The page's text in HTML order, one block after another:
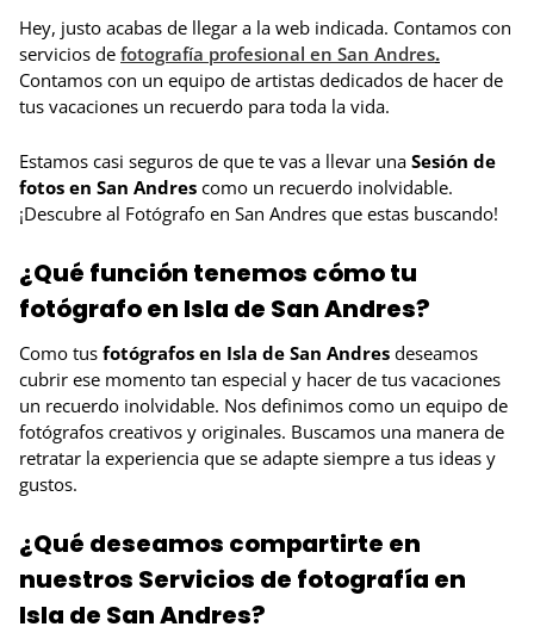
Hey, justo acabas de llegar a la web indicada. Contamos con
servicios de fotografía profesional en San Andres.
Contamos con un equipo de artistas dedicados de hacer de
tus vacaciones un recuerdo para toda la vida.
Estamos casi seguros de que te vas a llevar una Sesión de
fotos en San Andres como un recuerdo inolvidable.
¡Descubre al Fotógrafo en San Andres que estas buscando!
¿Qué función tenemos cómo tu
fotógrafo en Isla de San Andres?
Como tus fotógrafos en Isla de San Andres deseamos
cubrir ese momento tan especial y hacer de tus vacaciones
un recuerdo inolvidable. Nos definimos como un equipo de
fotógrafos creativos y originales. Buscamos una manera de
retratar la experiencia que se adapte siempre a tus ideas y
gustos.
¿Qué deseamos compartirte en
nuestros Servicios de fotografía en
Isla de San Andres?